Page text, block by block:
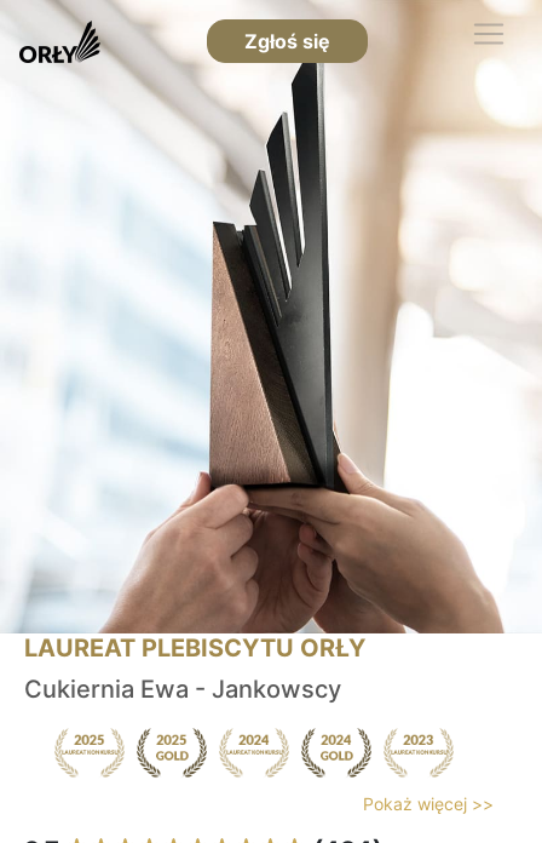
Zgłoś się
LAUREAT PLEBISCYTU ORŁY
Cukiernia Ewa - Jankowscy
Pokaż więcej >>